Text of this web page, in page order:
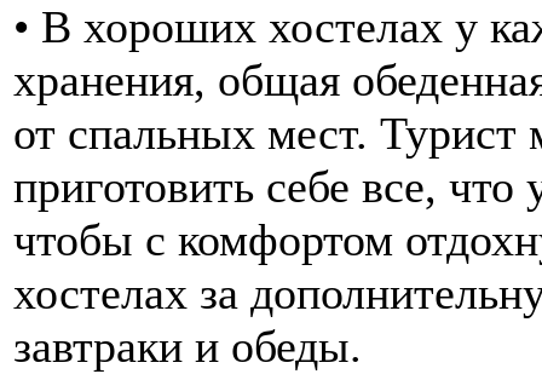
• В хороших хостелах у
хранения, общая
от спальных мест. Турист
приготовить себе все,
чтобы с комфортом
хостелах за
завтраки и обеды.